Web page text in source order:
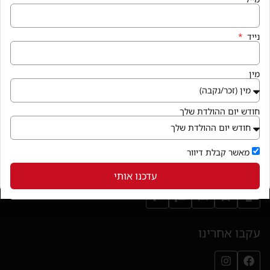
שבת: בירור מול בית העסק
הצהרת נגישות
איך מגיעים
קניון פרנדלי גן יבנה, המגינים 56
חנייה במקום ללא עלות
בואו לבקר
(נפתח בחלון חדש)
שירותי הקניון
עקבו אחרינו
נייד
מין
חודש יום ההולדת שלך
מאשר קבלת דיוור
עדכנו אותי